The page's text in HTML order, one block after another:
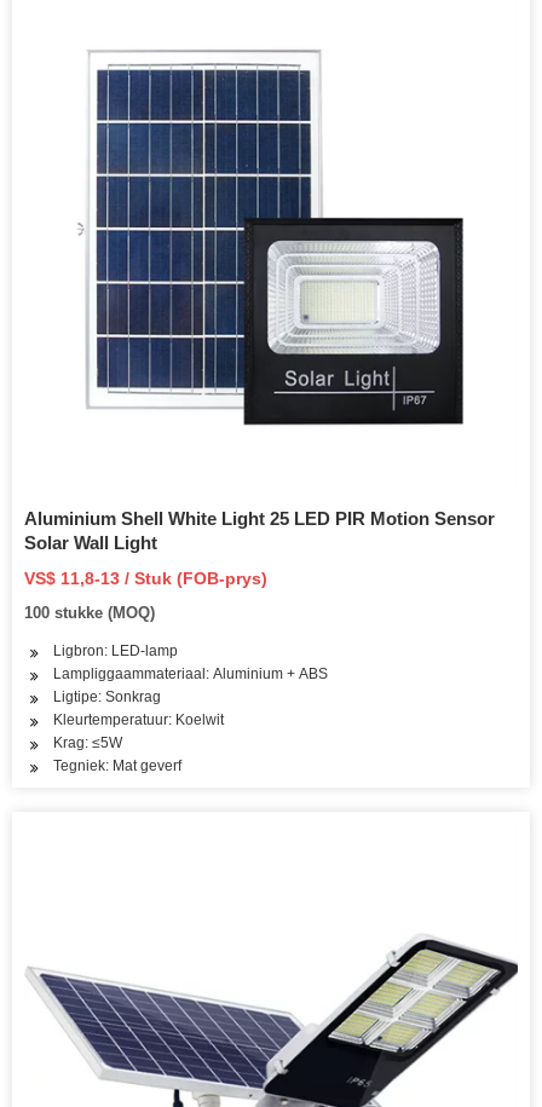
Aluminium Shell White Light 25 LED PIR Motion Sensor
Solar Wall Light
VS$ 11,8-13 / Stuk (FOB-prys)
100 stukke (MOQ)
Ligbron: LED-lamp
Lampliggaammateriaal: Aluminium + ABS
Ligtipe: Sonkrag
Kleurtemperatuur: Koelwit
Krag: ≤5W
Tegniek: Mat geverf